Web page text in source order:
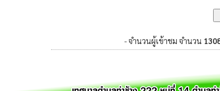
- จำนวนผู้เข้าชม จำนวน